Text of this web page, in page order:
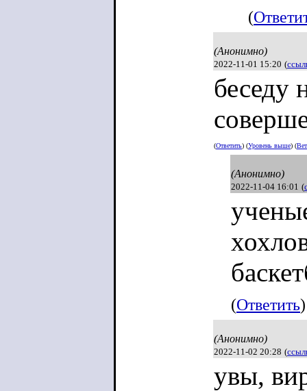
(
(Анонимно)
2022-11-01 15:20 (
беседу
(Ответить) (Уровень выше) (
(Анонимно)
2022-11-04 16:01 (
(Ответить
(Анонимно)
2022-11-02 20:28 (
увы,